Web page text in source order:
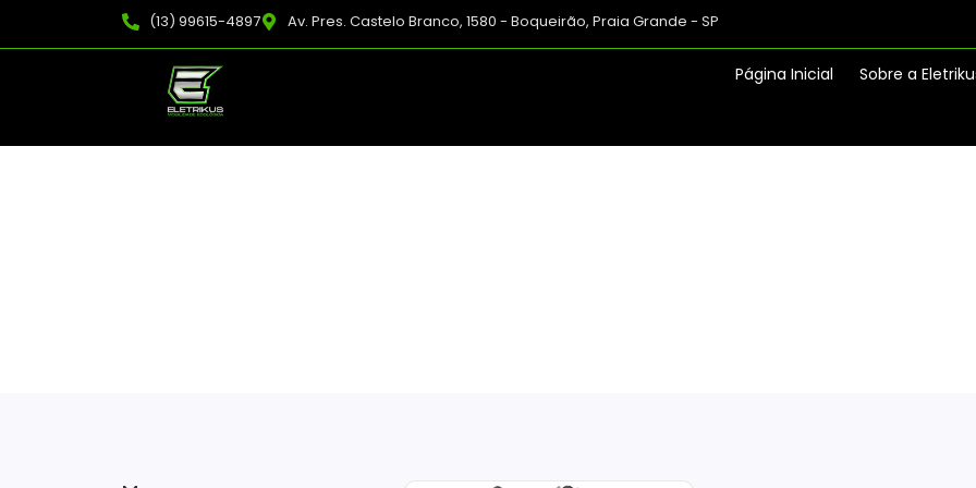
(13) 99615-4897 Av. Pres. Castelo Branco, 1580 - Boqueirão, Praia Grande - SP
Página Inicial Sobre a